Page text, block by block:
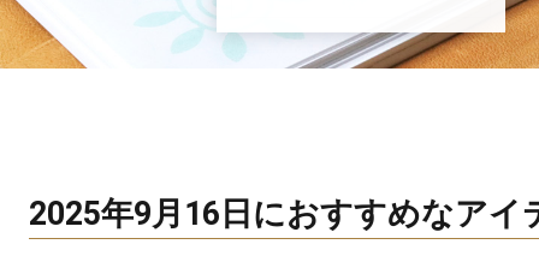
2025年9月16日におすすめなアイ